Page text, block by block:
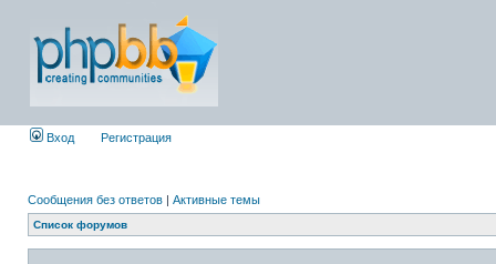
Вход Регистрация
Сообщения без ответов | Активные темы
Список форумов